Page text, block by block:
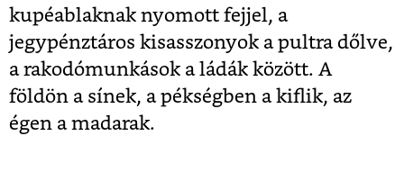
kupéablaknak nyomott fejjel, a
jegypénztáros kisasszonyok a pultra dőlve,
a rakodómunkások a ládák között. A
földön a sínek, a pékségben a kiflik, az
égen a madarak.